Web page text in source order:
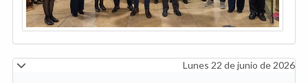
Lunes 22 de junio de 2026